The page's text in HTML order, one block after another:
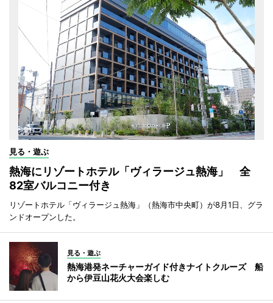
見る・遊ぶ
熱海にリゾートホテル「ヴィラージュ熱海」 全
82室バルコニー付き
リゾートホテル「ヴィラージュ熱海」（熱海市中央町）が8月1日、グラ
ンドオープンした。
見る・遊ぶ
熱海港発ネーチャーガイド付きナイトクルーズ 船
から伊豆山花火大会楽しむ